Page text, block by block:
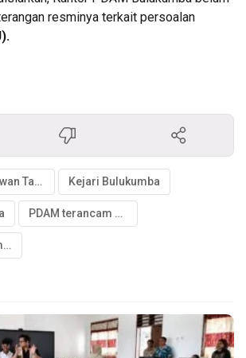
resminya terkait persoalan
Gaji Karyawan Tak Dibayar Kejari Bulukumba
PDAM terancam di tutup
Pemkab Bulukumba